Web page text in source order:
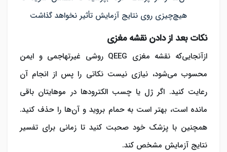
هیچ‌چیزی روی نتایج آزمایش تأثیر نخواهد گذاشت
نکات بعد از دادن نقشه مغزی
ازآنجایی‌که نقشه مغزی QEEG روشی غیرتهاجمی و ایمن
محسوب می‌شود، نیازی نیست نکاتی را پس از انجام آن
رعایت کنید. اگر ژل یا چسب الکترودها در موهایتان باقی
مانده است، بهتر است به حمام بروید و آن‌ها را حذف کنید.
همچنین با پزشک خود صحبت کنید تا زمانی برای تفسیر
نتایج آزمایش مشخص کند.